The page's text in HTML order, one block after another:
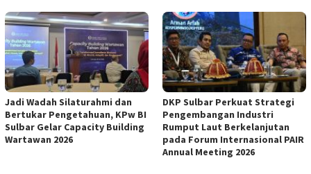
Jadi Wadah Silaturahmi dan
Bertukar Pengetahuan, KPw BI
Sulbar Gelar Capacity Building
Wartawan 2026
DKP Sulbar Perkuat Strategi
Pengembangan Industri
Rumput Laut Berkelanjutan
pada Forum Internasional PAIR
Annual Meeting 2026